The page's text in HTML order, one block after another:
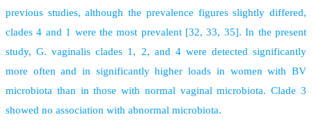
previous studies, although the prevalence figures slightly differed,
clades 4 and 1 were the most prevalent [32, 33, 35]. In the present
study, G. vaginalis clades 1, 2, and 4 were detected significantly
more often and in significantly higher loads in women with BV
microbiota than in those with normal vaginal microbiota. Clade 3
showed no association with abnormal microbiota.